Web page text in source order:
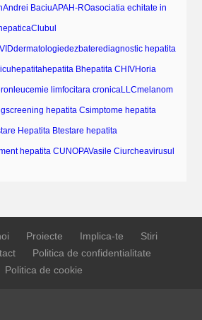
Andrei BaciuAPAH-ROasociatia echitate in
Clubul
dermatologiedezbaterediagnostic hepatita
hepatitahepatita Bhepatita CHIVHoria
leucemie limfocitara cronicaLLCmelanom
screening hepatita Csimptome hepatita
Hepatita Btestare hepatita
hepatita CUNOPAVasile Ciurcheavirusul
Proiecte Implica-te
Stiri
Politica de confidentialitate
Politica de cookie